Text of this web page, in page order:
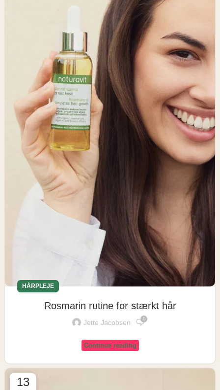
HÅRPLEJE
Rosmarin rutine for stærkt hår
Jette Jacobsen 0
Continue reading
13